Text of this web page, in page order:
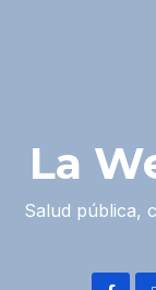
La
Salud pública,